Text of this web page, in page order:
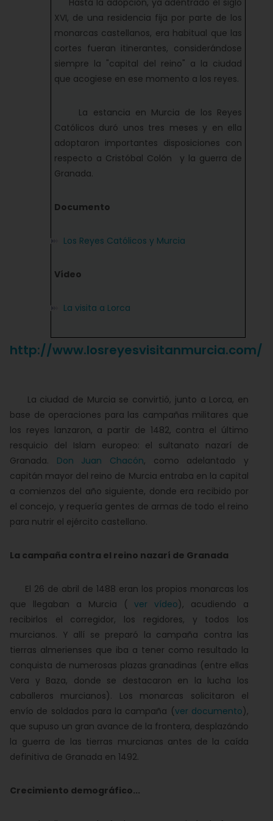
Hasta la adopción, ya adentrado el siglo
XVI, de una residencia fija por parte de los
monarcas castellanos, era habitual que las
cortes fueran itinerantes, considerándose
siempre la "capital del reino" a la ciudad
que acogiese en ese momento a los reyes.
La estancia en Murcia de los Reyes
Católicos duró unos tres meses y en ella
adoptaron importantes disposiciones con
respecto a Cristóbal Colón y la guerra de
Granada.
Documento
Los Reyes Católicos y Murcia
Vídeo
La visita a Lorca
http://www.losreyesvisitanmurcia.com/
La ciudad de Murcia se convirtió, junto a Lorca, en
base de operaciones para las campañas militares que
los reyes lanzaron, a partir de 1482, contra el último
resquicio del Islam europeo: el sultanato nazarí de
Granada. Don Juan Chacón, como adelantado y
capitán mayor del reino de Murcia entraba en la capital
a comienzos del año siguiente, donde era recibido por
el concejo, y requería gentes de armas de todo el reino
para nutrir el ejército castellano.
La campaña contra el reino nazarí de Granada
El 26 de abril de 1488 eran los propios monarcas los
que llegaban a Murcia (ver vídeo), acudiendo a
recibirlos el corregidor, los regidores, y todos los
murcianos. Y allí se preparó la campaña contra las
tierras almerienses que iba a tener como resultado la
conquista de numerosas plazas granadinas (entre ellas
Vera y Baza, donde se destacaron en la lucha los
caballeros murcianos). Los monarcas solicitaron el
envío de soldados para la campaña (ver documento),
que supuso un gran avance de la frontera, desplazándo
la guerra de las tierras murcianas antes de la caída
definitiva de Granada en 1492.
Crecimiento demográfico...